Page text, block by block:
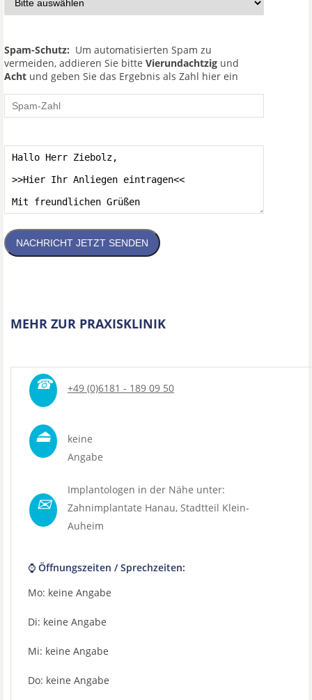
Spam-Schutz: Um automatisierten Spam zu
vermeiden, addieren Sie bitte Vierundachtzig und
Acht und geben Sie das Ergebnis als Zahl hier ein
NACHRICHT JETZT SENDEN
MEHR ZUR PRAXISKLINIK
☎ +49 (0)6181 - 189 09 50
⏏
keine
Angabe
✉
Implantologen in der Nähe unter:
Zahnimplantate Hanau, Stadtteil Klein-
Auheim
⌚ Öffnungszeiten / Sprechzeiten:
Mo: keine Angabe
Di: keine Angabe
Mi: keine Angabe
Do: keine Angabe